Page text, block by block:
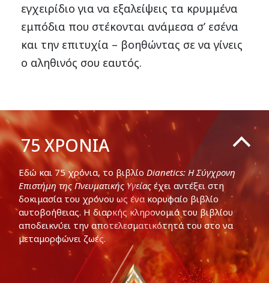
εγχειρίδιο για να εξαλείψεις τα κρυμμένα
εμπόδια που στέκονται ανάμεσα σ’ εσένα
και την επιτυχία – βοηθώντας σε να γίνεις
ο αληθινός σου εαυτός.
75ΧΡΟΝΙΑ
Εδώ και 75 χρόνια, το βιβλίο Dianetics: Η Σύγχρονη
Επιστήμη της Πνευματικής Υγείας έχει αντέξει στη
δοκιμασία του χρόνου ως ένα κορυφαίο βιβλίο
αυτοβοήθειας. Η διαρκής κληρονομιά του βιβλίου
αποδεικνύει την αποτελεσματικότητά του στο να
μεταμορφώνει ζωές.